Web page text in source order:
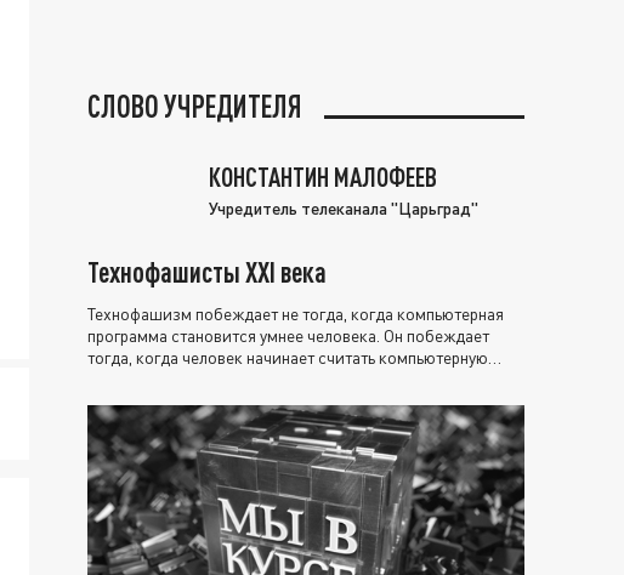
СЛОВО УЧРЕДИТЕЛЯ
КОНСТАНТИН МАЛОФЕЕВ
Учредитель телеканала "Царьград"
Технофашисты XXI века
Технофашизм побеждает не тогда, когда компьютерная
программа становится умнее человека. Он побеждает
тогда, когда человек начинает считать компьютерную